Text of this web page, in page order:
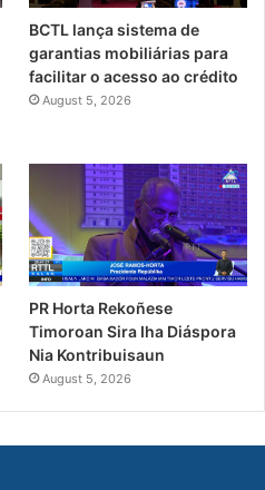
BCTL lança sistema de
garantias mobiliárias para
facilitar o acesso ao crédito
August 5, 2026
PR Horta Rekoñese
Timoroan Sira Iha Diáspora
Nia Kontribuisaun
August 5, 2026